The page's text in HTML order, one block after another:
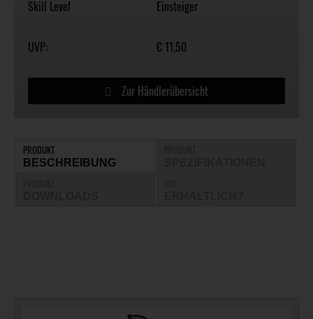
Skill Level
Einsteiger
UVP: € 11,50
Zur Händlerübersicht
PRODUKT
BESCHREIBUNG